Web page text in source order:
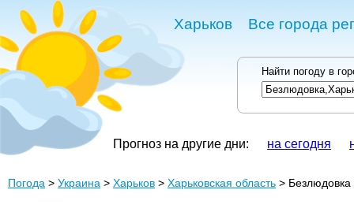
Харьков Все города
Найти погоду в
Прогноз на другие дни: на сегодня
Погода > Украина > Харьков > Харьковская область > Безлюдовка